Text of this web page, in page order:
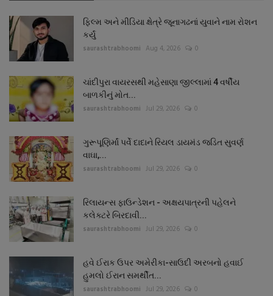
ફિલ્મ અને મીડિયા ક્ષેત્રે જૂનાગઢનાં યુવાને નામ રોશન
કર્યું
saurashtrabhoomi Aug 4, 2026 0
ચાંદીપુરા વાયરસથી મહેસાણા જીલ્લામાં 4 વર્ષીય
બાળકીનું મોત...
saurashtrabhoomi Jul 29, 2026 0
ગુરૂપૂણિર્માં પર્વે દાદાને રિયલ ડાયમંડ જડિત સુવર્ણ
વાઘા,...
saurashtrabhoomi Jul 29, 2026 0
રિલાયન્સ ફાઉન્ડેશન - અક્ષયપાત્રની પહેલને
કલેક્ટરે બિરદાવી...
saurashtrabhoomi Jul 29, 2026 0
હવે ઈરાક ઉપર અમેરીકા-સાઉદી અરબનો હવાઈ
હુમલો ઈરાન સમર્થીત...
saurashtrabhoomi Jul 29, 2026 0